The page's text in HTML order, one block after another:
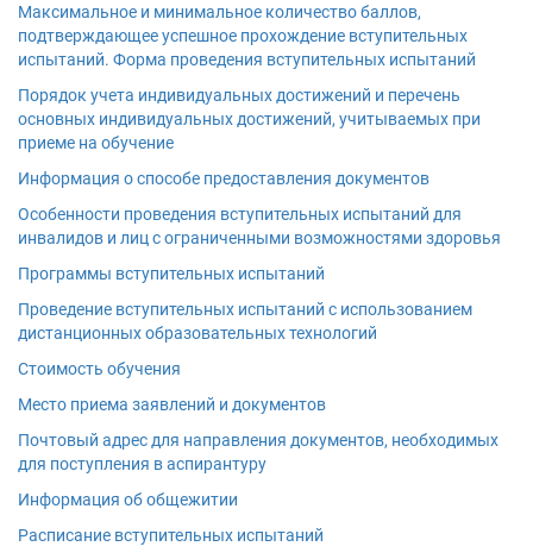
Максимальное и минимальное количество баллов,
подтверждающее успешное прохождение вступительных
испытаний. Форма проведения вступительных испытаний
Порядок учета индивидуальных достижений и перечень
основных индивидуальных достижений, учитываемых при
приеме на обучение
Информация о способе предоставления документов
Особенности проведения вступительных испытаний для
инвалидов и лиц с ограниченными возможностями здоровья
Программы вступительных испытаний
Проведение вступительных испытаний с использованием
дистанционных образовательных технологий
Стоимость обучения
Место приема заявлений и документов
Почтовый адрес для направления документов, необходимых
для поступления в аспирантуру
Информация об общежитии
Расписание вступительных испытаний